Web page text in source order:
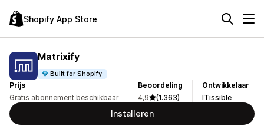
Shopify App Store
Matrixify
Built for Shopify
Prijs
Gratis abonnement beschikbaar
Beoordeling
4,9
(1.363)
Ontwikkelaar
ITissible
Installeren